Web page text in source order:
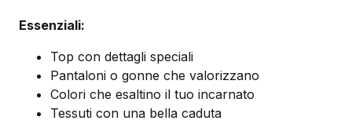
Essenziali:
Top con dettagli speciali
Pantaloni o gonne che valorizzano
Colori che esaltino il tuo incarnato
Tessuti con una bella caduta